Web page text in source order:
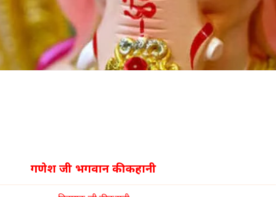
गणेश जी भगवान की कहानी